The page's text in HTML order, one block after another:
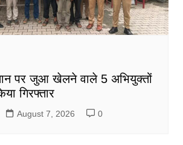
पर जुआ खेलने वाले 5 अभियुक्तों
गिरफ्तार
August 7, 2026 0